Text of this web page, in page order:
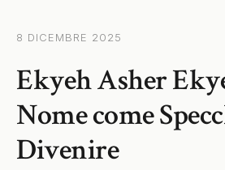
8 DICEMBRE 2025
Ekyeh Asher
Nome come
Divenire